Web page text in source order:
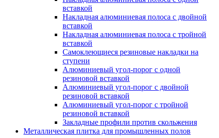
вставкой
Накладная алюминиевая полоса с двойной
вставкой
Накладная алюминиевая полоса с тройной
вставкой
Самоклеющиеся резиновые накладки на
ступени
Алюминиевый угол-порог с одной
резиновой вставкой
Алюминиевый угол-порог с двойной
резиновой вставкой
Алюминиевый угол-порог с тройной
резиновой вставкой
Закладные профили против скольжения
Металлическая плитка для промышленных полов